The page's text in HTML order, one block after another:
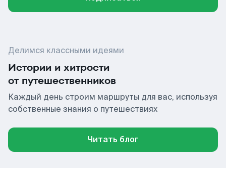
Делимся классными идеями
Истории и хитрости
от путешественников
Каждый день строим маршруты для вас, используя
собственные знания о путешествиях
Читать блог